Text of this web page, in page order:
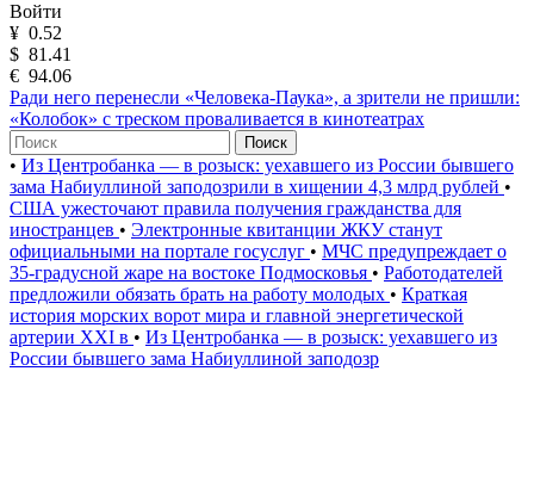
Войти
¥ 0.52
$ 81.41
€ 94.06
Ради него перенесли «Человека-Паука», а зрители не пришли:
«Колобок» с треском проваливается в кинотеатрах
Поиск
• Из Центробанка — в розыск: уехавшего из России бывшего
зама Набиуллиной заподозрили в хищении 4,3 млрд рублей •
США ужесточают правила получения гражданства для
иностранцев • Электронные квитанции ЖКУ станут
официальными на портале госуслуг • МЧС предупреждает о
35-градусной жаре на востоке Подмосковья • Работодателей
предложили обязать брать на работу молодых • Краткая
история морских ворот мира и главной энергетической
артерии XXI в • Из Центробанка — в розыск: уехавшего из
России бывшего зама Набиуллиной заподозр